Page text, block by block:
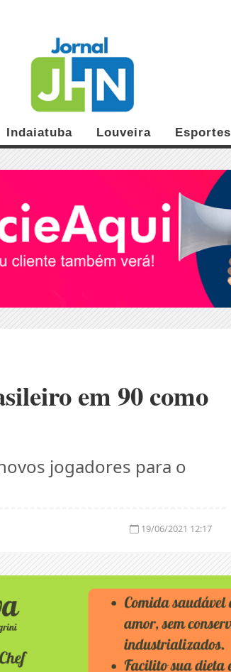
Indaiatuba Louveira Esportes
em 90 como
jogadores para o
19/06/2021 12:17